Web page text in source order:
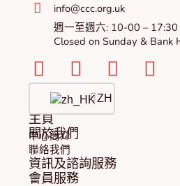
info@ccc.org.uk
週一至週六: 10-00 – 17:30
Closed on Sunday & Bank
Facebook-
square
Instagram
Twitter
主頁
關於我們
中心簡介
聯絡我們
資訊及諮詢服務
會員服務
ZH